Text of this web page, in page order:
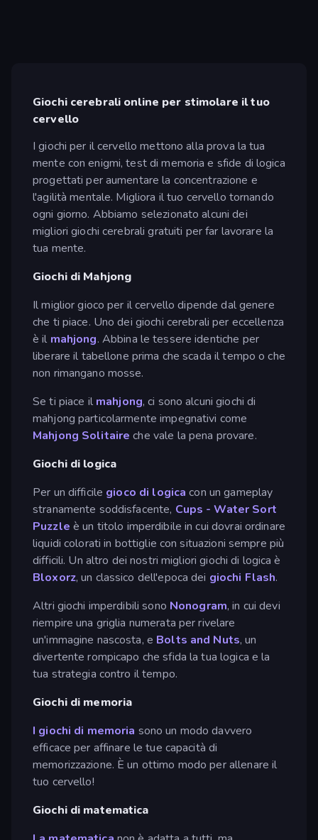
Giochi cerebrali online per stimolare il tuo
cervello
I giochi per il cervello mettono alla prova la tua
mente con enigmi, test di memoria e sfide di logica
progettati per aumentare la concentrazione e
l'agilità mentale. Migliora il tuo cervello tornando
ogni giorno. Abbiamo selezionato alcuni dei
migliori giochi cerebrali gratuiti per far lavorare la
tua mente.
Giochi di Mahjong
Il miglior gioco per il cervello dipende dal genere
che ti piace. Uno dei giochi cerebrali per eccellenza
è il mahjong. Abbina le tessere identiche per
liberare il tabellone prima che scada il tempo o che
non rimangano mosse.
Se ti piace ilmahjong, ci sono alcuni giochi di
mahjong particolarmente impegnativi come
Mahjong Solitaire che vale la pena provare.
Giochi di logica
Per un difficile gioco di logica con un gameplay
stranamente soddisfacente, Cups - Water Sort
Puzzle è un titolo imperdibile in cui dovrai ordinare
liquidi colorati in bottiglie con situazioni sempre più
difficili. Un altro dei nostri migliori giochi di logica è
Bloxorz, un classico dell'epoca dei giochi Flash.
Altri giochi imperdibili sono Nonogram, in cui devi
riempire una griglia numerata per rivelare
un'immagine nascosta, e Bolts and Nuts, un
divertente rompicapo che sfida la tua logica e la
tua strategia contro il tempo.
Giochi di memoria
I giochi di memoria sono un modo davvero
efficace per affinare le tue capacità di
memorizzazione. È un ottimo modo per allenare il
tuo cervello!
Giochi di matematica